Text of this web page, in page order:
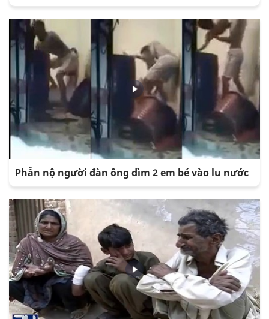
Phẫn nộ người đàn ông dìm 2 em bé vào lu nước